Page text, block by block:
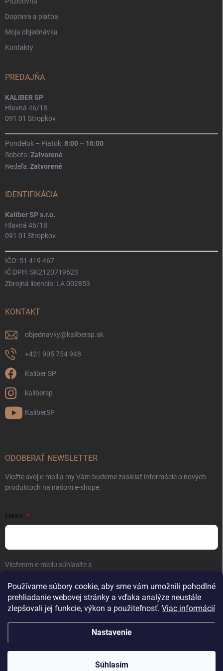
Používame súbory cookie, aby sme vám umožnili pohodlné
prehliadanie webovej stránky a vďaka analýze neustále
zlepšovali jej funkcie, výkon a použiteľnosť. Viac informácií
Nastavenie
Súhlasím
Doprava a platba
Moja objednávka
Kontakty
PREDAJŇA
KALIBER SP
Hlavná 46/18
091 01 Stropkov
Pondelok – Piatok:8:00 – 16:00
Sobota:Zatvorené
Nedeľa:Zatvorené
IDENTIFIKÁCIA
Kaliber SP s.r.o.
Hlavná 46/18
091 01 Stropkov
IČO: 51 419 467
IČ DPH: SK2120719623
Zbrojná licencia: LA 002853
KONTAKT
objednavky@kalibersp.sk
+421 905 754 948
Kaliber SP
kalibersp
KaliberSP
ODOBERAŤ NEWSLETTER
Vložte svoj e-mail a my Vám budeme zasielať informácie o nových
produktoch na našom e-shope.
EMAIL
Vložením e-mailu súhlasíte s
Prihlásiť sa
Kaliber SP s.r.o. . Všetky práva vyhradené.